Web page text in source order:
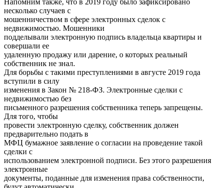
несколько случаев с
мошенничеством в сфере электронных сделок с
недвижимостью. Мошенники
подделывали электронную подпись владельца квартиры и
совершали ее
удаленную продажу или дарение, о которых реальный
собственник не знал.
Для борьбы с такими преступлениями в августе 2019 года
вступили в силу
изменения в Закон № 218-ФЗ. Электронные сделки с
недвижимостью без
письменного разрешения собственника теперь запрещены.
Для того, чтобы
провести электронную сделку, собственник должен
предварительно подать в
МФЦ бумажное заявление о согласии на проведение такой
сделки с
использованием электронной подписи. Без этого разрешения
электронные
документы, поданные для изменения права собственности,